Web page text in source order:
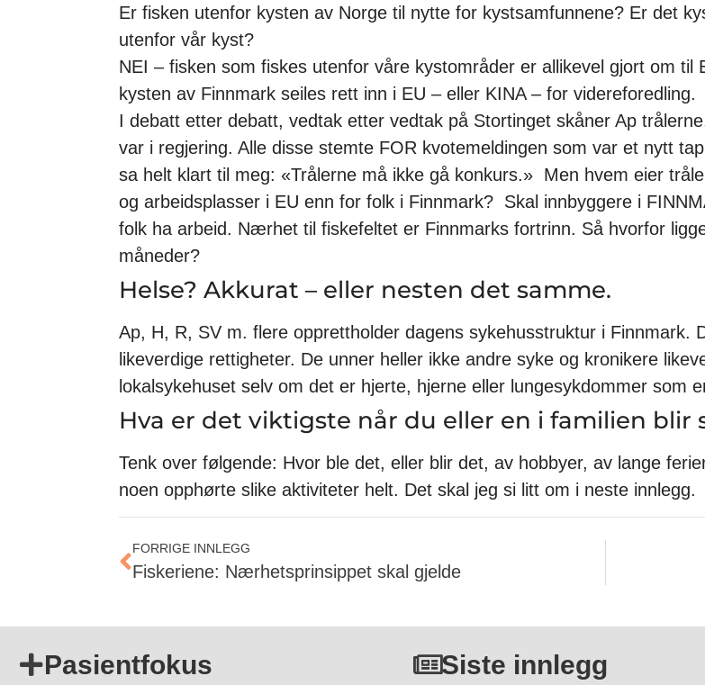
Er fisken utenfor kysten av Norge til nytte for kystsamfunnene? Er det
utenfor vår kyst?
NEI – fisken som fiskes utenfor våre kystområder er allikevel gjort om
kysten av Finnmark seiles rett inn i EU – eller KINA – for videreforedling.
I debatt etter debatt, vedtak etter vedtak på Stortinget skåner Ap
var i regjering. Alle disse stemte FOR kvotemeldingen som var et nytt
sa helt klart til meg: «Trålerne må ikke gå konkurs.» Men hvem eier
og arbeidsplasser i EU enn for folk i Finnmark? Skal innbyggere i
folk ha arbeid. Nærhet til fiskefeltet er Finnmarks fortrinn. Så hvorfor
måneder?
Helse? Akkurat – eller nesten det samme.
Ap, H, R, SV m. flere opprettholder dagens sykehusstruktur i Finnmark.
likeverdige rettigheter. De unner heller ikke andre syke og kronikere
lokalsykehuset selv om det er hjerte, hjerne eller lungesykdommer som
Hva er det viktigste når du eller en i familien blir
Tenk over følgende: Hvor ble det, eller blir det, av hobbyer, av lange
noen opphørte slike aktiviteter helt. Det skal jeg si litt om i neste innlegg.
FORRIGE INNLEGG
Fiskeriene: Nærhetsprinsippet skal gjelde
Pasientfokus Siste innlegg